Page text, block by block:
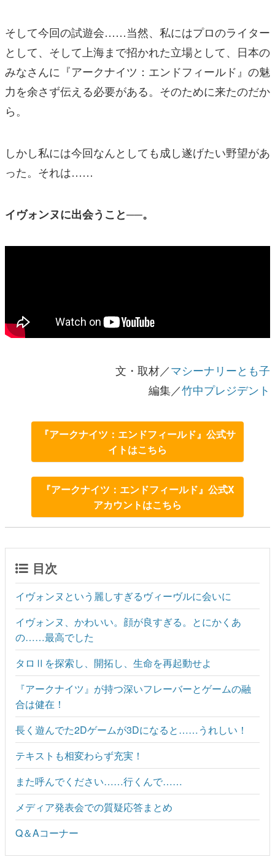
そして今回の試遊会……当然、私にはプロのライター
として、そして上海まで招かれた立場として、日本の
みなさんに『アークナイツ：エンドフィールド』の魅
力を余さず伝える必要がある。そのために来たのだか
ら。
しかし私には今回なんとしても成し遂げたい野望があ
った。それは……
イヴォンヌに出会うこと──。
文・取材／マシーナリーとも子
編集／竹中プレジデント
『アークナイツ：エンドフィールド』公式サ
イトはこちら
『アークナイツ：エンドフィールド』公式X
アカウントはこちら
目次
イヴォンヌという麗しすぎるヴィーヴルに会いに
イヴォンヌ、かわいい。顔が良すぎる。とにかくあ
の……最高でした
タロⅡを探索し、開拓し、生命を再起動せよ
『アークナイツ』が持つ深いフレーバーとゲームの融
合は健在！
長く遊んでた2Dゲームが3Dになると……うれしい！
テキストも相変わらず充実！
また呼んでください……行くんで……
メディア発表会での質疑応答まとめ
Q＆Aコーナー